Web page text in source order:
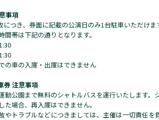
事項
につき、券面に記載の公演日のみ1台駐車いただけま
間帯は下記の通りとなります。
の車の入庫・出庫はできません
券 注意事項
動公園まで無料のシャトルバスを運行いたします。
た場合、再入庫はできません。
やトラブルなどにつきましては、主催は一切責任を